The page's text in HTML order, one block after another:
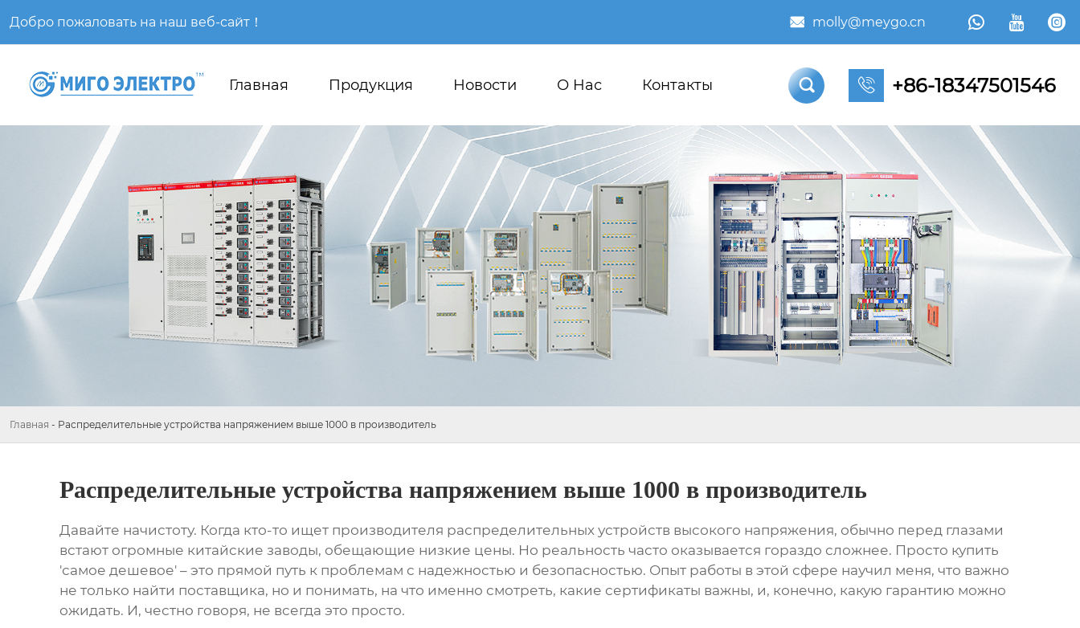
Добро пожаловать на наш веб-сайт！  molly@meygo.cn   
Главная Продукция Новости О Hас Контакты   +86-18347501546
Главная - Распределительные устройства напряжением выше 1000 в производитель
Распределительные устройства напряжением выше 1000 в производитель
Давайте начистоту. Когда кто-то ищет производителя распределительных устройств высокого напряжения, обычно перед глазами
встают огромные китайские заводы, обещающие низкие цены. Но реальность часто оказывается гораздо сложнее. Просто купить
'самое дешевое' – это прямой путь к проблемам с надежностью и безопасностью. Опыт работы в этой сфере научил меня, что важно
не только найти поставщика, но и понимать, на что именно смотреть, какие сертификаты важны, и, конечно, какую гарантию можно
ожидать. И, честно говоря, не всегда это просто.